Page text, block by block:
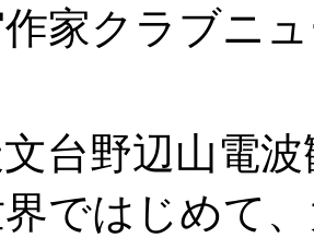
家クラブニ
台野辺山電
ではじめて